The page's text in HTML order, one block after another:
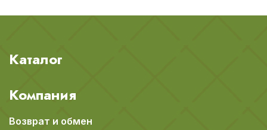
Каталог
Компания
Возврат и обмен